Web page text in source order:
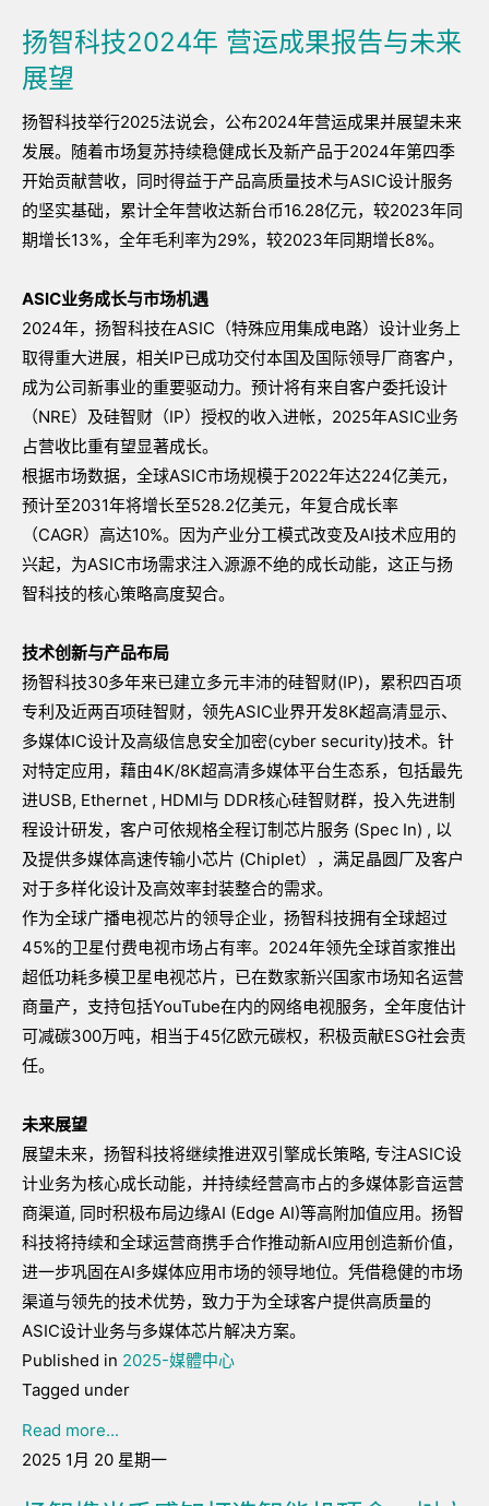
扬智科技2024年 营运成果报告与未来
展望
扬智科技举行2025法说会，公布2024年营运成果并展望未来
发展。随着市场复苏持续稳健成长及新产品于2024年第四季
开始贡献营收，同时得益于产品高质量技术与ASIC设计服务
的坚实基础，累计全年营收达新台币16.28亿元，较2023年同
期增长13%，全年毛利率为29%，较2023年同期增长8%。
ASIC业务成长与市场机遇
2024年，扬智科技在ASIC（特殊应用集成电路）设计业务上
取得重大进展，相关IP已成功交付本国及国际领导厂商客户，
成为公司新事业的重要驱动力。预计将有来自客户委托设计
（NRE）及硅智财（IP）授权的收入进帐，2025年ASIC业务
占营收比重有望显著成长。
根据市场数据，全球ASIC市场规模于2022年达224亿美元，
预计至2031年将增长至528.2亿美元，年复合成长率
（CAGR）高达10%。因为产业分工模式改变及AI技术应用的
兴起，为ASIC市场需求注入源源不绝的成长动能，这正与扬
智科技的核心策略高度契合。
技术创新与产品布局
扬智科技30多年来已建立多元丰沛的硅智财(IP)，累积四百项
专利及近两百项硅智财，领先ASIC业界开发8K超高清显示、
多媒体IC设计及高级信息安全加密(cyber security)技术。针
对特定应用，藉由4K/8K超高清多媒体平台生态系，包括最先
进USB, Ethernet , HDMI与 DDR核心硅智财群，投入先进制
程设计研发，客户可依规格全程订制芯片服务 (Spec In) , 以
及提供多媒体高速传输小芯片 (Chiplet），满足晶圆厂及客户
对于多样化设计及高效率封装整合的需求。
作为全球广播电视芯片的领导企业，扬智科技拥有全球超过
45%的卫星付费电视市场占有率。2024年领先全球首家推出
超低功耗多模卫星电视芯片，已在数家新兴国家市场知名运营
商量产，支持包括YouTube在内的网络电视服务，全年度估计
可减碳300万吨，相当于45亿欧元碳权，积极贡献ESG社会责
任。
未来展望
展望未来，扬智科技将继续推进双引擎成长策略, 专注ASIC设
计业务为核心成长动能，并持续经营高市占的多媒体影音运营
商渠道, 同时积极布局边缘AI (Edge AI)等高附加值应用。扬智
科技将持续和全球运营商携手合作推动新AI应用创造新价值，
进一步巩固在AI多媒体应用市场的领导地位。凭借稳健的市场
渠道与领先的技术优势，致力于为全球客户提供高质量的
ASIC设计业务与多媒体芯片解决方案。
Published in 2025-媒體中心
Tagged under
Read more...
2025 1月 20 星期一